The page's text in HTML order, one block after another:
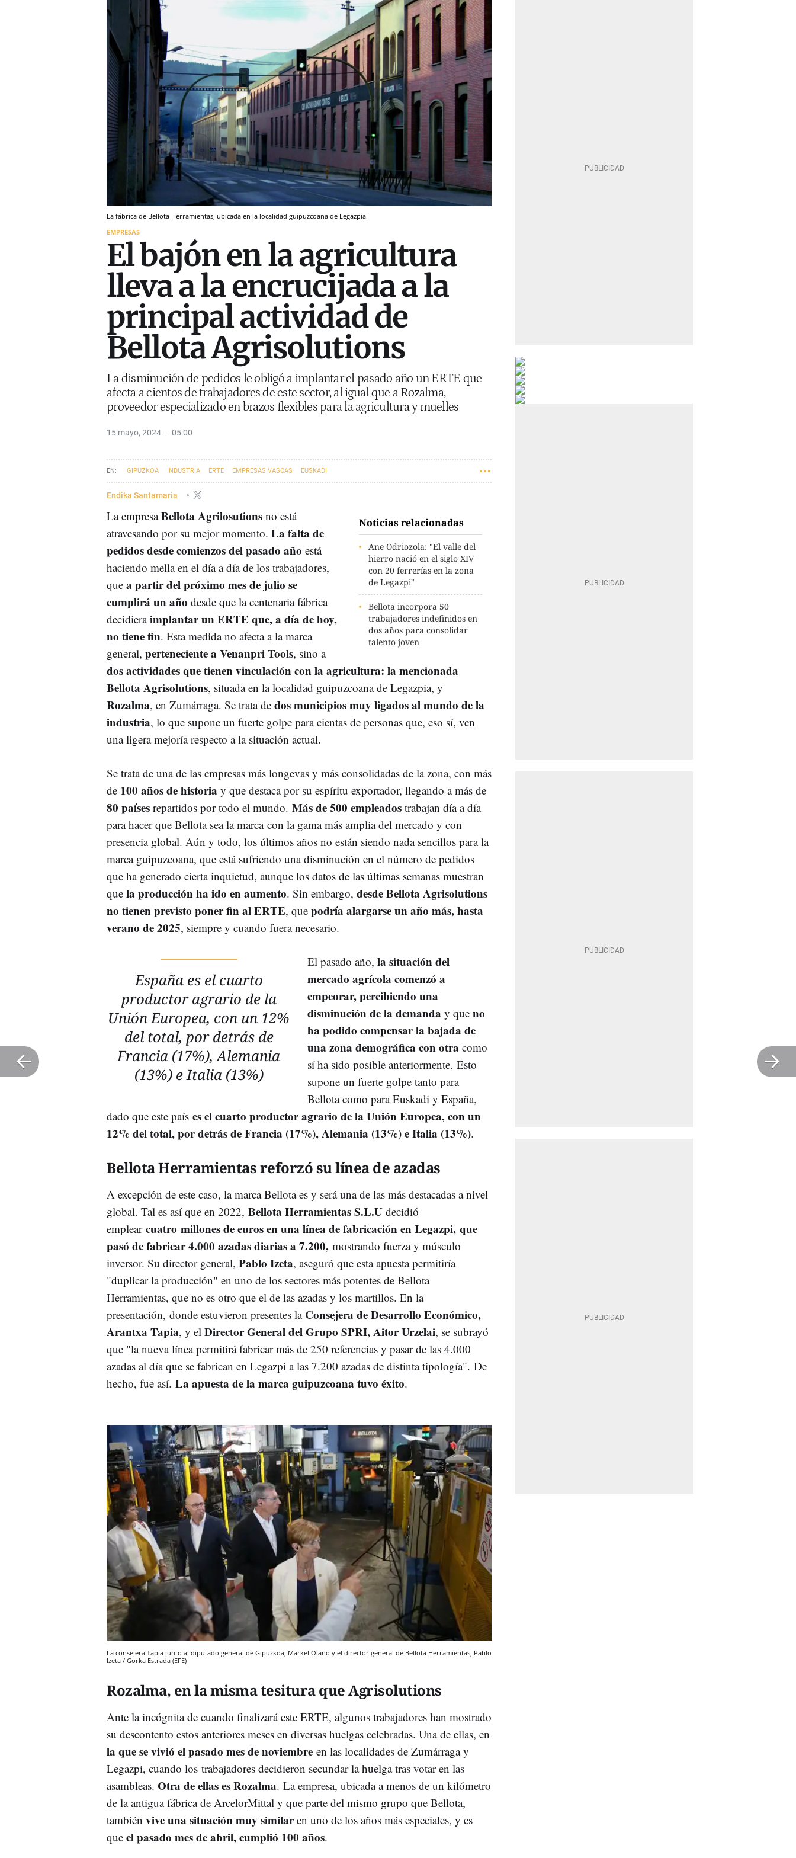
La fábrica de Bellota Herramientas, ubicada en la localidad guipuzcoana de Legazpia.
EMPRESAS
El bajón en la agricultura
lleva a la encrucijada a la
principal actividad de
Bellota Agrisolutions
La disminución de pedidos le obligó a implantar el pasado año un ERTE que
afecta a cientos de trabajadores de este sector, al igual que a Rozalma,
proveedor especializado en brazos flexibles para la agricultura y muelles
15 mayo, 2024 05:00
GIPUZKOA INDUSTRIA ERTE EMPRESAS VASCAS EUSKADI
Endika Santamaria
Noticias relacionadas
Ane Odriozola: "El valle del
hierro nació en el siglo XIV
con 20 ferrerías en la zona
de Legazpi"
Bellota incorpora 50
trabajadores indefinidos en
dos años para consolidar
talento joven
La empresaBellota Agrilosutions no está
atravesando por su mejor momento. La falta de
pedidos desde comienzos del pasado año está
haciendo mella en el día a día de los trabajadores,
que a partir del próximo mes de julio se
cumplirá un año desde que la centenaria fábrica
decidieraimplantar un ERTE que, a día de hoy,
no tiene fin. Esta medida no afecta a la marca
general, perteneciente a Venanpri Tools, sino a
dos actividades que tienen vinculación con la agricultura: la mencionada
Bellota Agrisolutions, situada en la localidad guipuzcoana de Legazpia, y
Rozalma, en Zumárraga. Se trata de dos municipios muy ligados al mundo de la
industria, lo que supone un fuerte golpe para cientas de personas que, eso sí, ven
una ligera mejoría respecto a la situación actual.
Se trata de una de las empresas más longevas y más consolidadas de la zona, con más
de 100 años de historia y que destaca por su espíritu exportador, llegando a más de
80 países repartidos por todo el mundo. Más de 500 empleados trabajan día a día
para hacer que Bellota sea la marca con la gama más amplia del mercado y con
presencia global. Aún y todo, los últimos años no están siendo nada sencillos para la
marca guipuzcoana, que está sufriendo una disminución en el número de pedidos
que ha generado cierta inquietud, aunque los datos de las últimas semanas muestran
que la producción ha ido en aumento. Sin embargo, desde Bellota Agrisolutions
no tienen previsto poner fin al ERTE, que podría alargarse un año más, hasta
verano de 2025, siempre y cuando fuera necesario.
España es el cuarto
productor agrario de la
Unión Europea, con un 12%
del total, por detrás de
Francia (17%), Alemania
(13%) e Italia (13%)
El pasado año,la situación del
mercado agrícola comenzó a
empeorar, percibiendo una
disminución de la demanda y queno
ha podido compensar la bajada de
una zona demográfica con otra como
sí ha sido posible anteriormente. Esto
supone un fuerte golpe tanto para
Bellota como para Euskadi y España,
dado que este país es el cuarto productor agrario de la Unión Europea, con un
12% del total, por detrás de Francia (17%), Alemania (13%) e Italia (13%).
Bellota Herramientas reforzó su línea de azadas
A excepción de este caso, la marca Bellota es y será una de las más destacadas a nivel
global. Tal es así que en 2022, Bellota Herramientas S.L.U decidió
emplear cuatro millones de euros en una línea de fabricación en Legazpi, que
pasó de fabricar 4.000 azadas diarias a 7.200, mostrando fuerza y músculo
inversor. Su director general, Pablo Izeta, aseguró que esta apuesta permitiría
"duplicar la producción" en uno de los sectores más potentes de Bellota
Herramientas, que no es otro que el de las azadas y los martillos. En la
presentación, donde estuvieron presentes la Consejera de Desarrollo Económico,
Arantxa Tapia, y el Director General del Grupo SPRI, Aitor Urzelai, se subrayó
que "la nueva línea permitirá fabricar más de 250 referencias y pasar de las 4.000
azadas al día que se fabrican en Legazpi a las 7.200 azadas de distinta tipología". De
hecho, fue así. La apuesta de la marca guipuzcoana tuvo éxito.
La consejera Tapia junto al diputado general de Gipuzkoa, Markel Olano y el director general de Bellota Herramientas, Pablo
Izeta / Gorka Estrada (EFE)
Rozalma, en la misma tesitura que Agrisolutions
Ante la incógnita de cuando finalizará este ERTE, algunos trabajadores han mostrado
su descontento estos anteriores meses en diversas huelgas celebradas. Una de ellas, en
la que se vivió el pasado mes de noviembre en las localidades de Zumárraga y
Legazpi, cuando los trabajadores decidieron secundar la huelga tras votar en las
asambleas. Otra de ellas es Rozalma. La empresa, ubicada a menos de un kilómetro
de la antigua fábrica de ArcelorMittal y que parte del mismo grupo que Bellota,
también vive una situación muy similaren uno de los años más especiales, y es
que el pasado mes de abril, cumplió 100 años.